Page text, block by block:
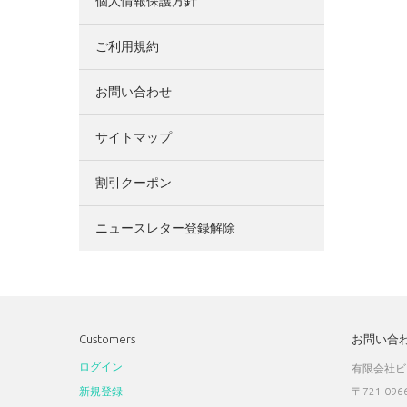
ご利用規約
お問い合わせ
サイトマップ
割引クーポン
ニュースレター登録解除
Customers
ログイン
新規登録
お問い合
有限会社
〒721-